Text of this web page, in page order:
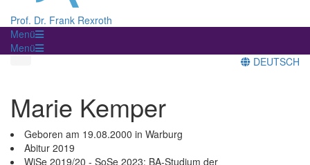
Prof. Dr. Frank Rexroth
Menü
Menü
DEUTSCH
Marie Kemper
Geboren am 19.08.2000 in Warburg
Abitur 2019
WiSe 2019/20 - SoSe 2023: BA-Studium der